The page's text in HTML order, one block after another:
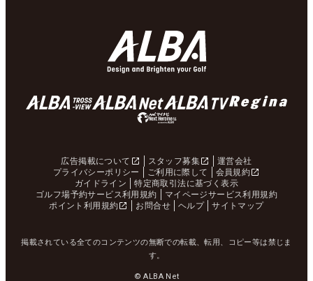
広告掲載について スタッフ募集
運営会社
プライバシーポリシー
ご利用に際して
会員規約
ガイドライン
特定商取引法に基づく表示
ゴルフ場予約サービス利用規約
マイページサービス利用規約
ポイント利用規約
お問合せ ヘルプ サイトマップ
掲載されている全てのコンテンツの無断での転載、転用、コピー等は禁じま
す。
© ALBA Net